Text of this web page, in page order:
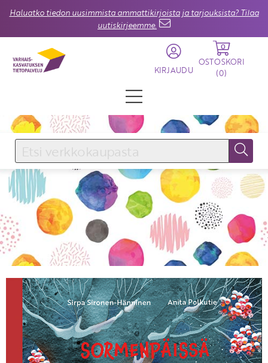
Haluatko tiedon uusimmista ammattikirjoista ja tarjouksista? Tilaa
uutiskirjeemme.
KIRJAUDU
0
OSTOSKORI
(0)
KIRJAUDU SISÄÄN
Käyttäjätunnus
Salasana
Unohtuiko salasana?
KIRJAUDU SISÄÄN
Etkö ole vielä Varhaiskasvatuksen Tietopalvelun
jäsen?
Liity tästä!